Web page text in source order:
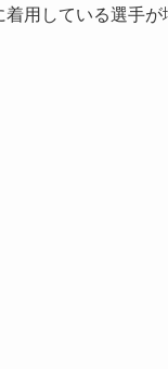
用している選手が